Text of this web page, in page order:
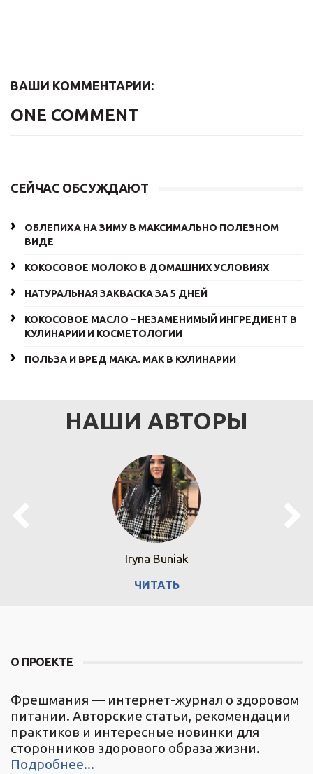
ВАШИ КОММЕНТАРИИ:
ONE COMMENT
СЕЙЧАС ОБСУЖДАЮТ
ОБЛЕПИХА НА ЗИМУ В МАКСИМАЛЬНО ПОЛЕЗНОМ
ВИДЕ
КОКОСОВОЕ МОЛОКО В ДОМАШНИХ УСЛОВИЯХ
НАТУРАЛЬНАЯ ЗАКВАСКА ЗА 5 ДНЕЙ
КОКОСОВОЕ МАСЛО – НЕЗАМЕНИМЫЙ ИНГРЕДИЕНТ В
КУЛИНАРИИ И КОСМЕТОЛОГИИ
ПОЛЬЗА И ВРЕД МАКА. МАК В КУЛИНАРИИ
НАШИ АВТОРЫ
Iryna Buniak
ЧИТАТЬ
О ПРОЕКТЕ
Фрешмания — интернет-журнал о здоровом
питании. Авторские статьи, рекомендации
практиков и интересные новинки для
сторонников здорового образа жизни.
Подробнее...